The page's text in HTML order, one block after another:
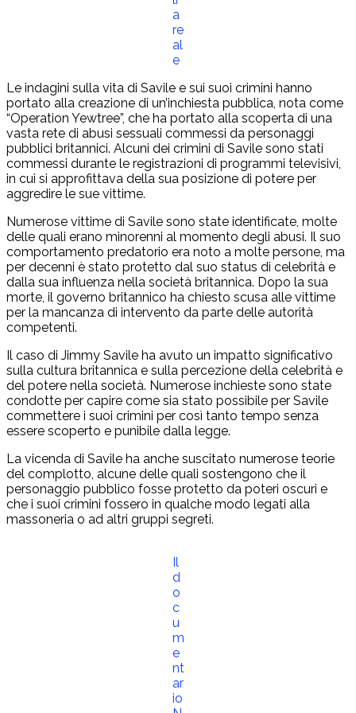
a
re
al
e
Le indagini sulla vita di Savile e sui suoi crimini hanno
portato alla creazione di un’inchiesta pubblica, nota come
“Operation Yewtree”, che ha portato alla scoperta di una
vasta rete di abusi sessuali commessi da personaggi
pubblici britannici. Alcuni dei crimini di Savile sono stati
commessi durante le registrazioni di programmi televisivi,
in cui si approfittava della sua posizione di potere per
aggredire le sue vittime.
Numerose vittime di Savile sono state identificate, molte
delle quali erano minorenni al momento degli abusi. Il suo
comportamento predatorio era noto a molte persone, ma
per decenni è stato protetto dal suo status di celebrità e
dalla sua influenza nella società britannica. Dopo la sua
morte, il governo britannico ha chiesto scusa alle vittime
per la mancanza di intervento da parte delle autorità
competenti.
Il caso di Jimmy Savile ha avuto un impatto significativo
sulla cultura britannica e sulla percezione della celebrità e
del potere nella società. Numerose inchieste sono state
condotte per capire come sia stato possibile per Savile
commettere i suoi crimini per così tanto tempo senza
essere scoperto e punibile dalla legge.
La vicenda di Savile ha anche suscitato numerose teorie
del complotto, alcune delle quali sostengono che il
personaggio pubblico fosse protetto da poteri oscuri e
che i suoi crimini fossero in qualche modo legati alla
massoneria o ad altri gruppi segreti.
Il
d
o
c
u
m
e
nt
ar
io